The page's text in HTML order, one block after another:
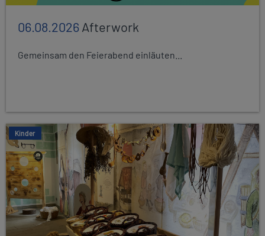
06.08.2026Afterwork
Gemeinsam den Feierabend einläuten...
Kinder